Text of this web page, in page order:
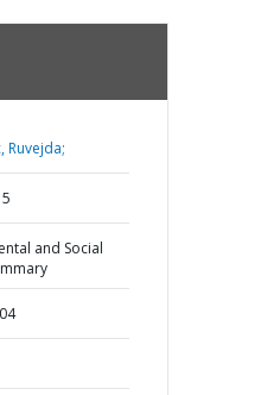
Ruvejda;
and Social